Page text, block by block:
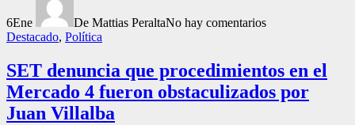
6Ene De Mattias PeraltaNo hay comentarios
Destacado, Política
SET denuncia que procedimientos en el
Mercado 4 fueron obstaculizados por
Juan Villalba